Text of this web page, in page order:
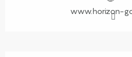
www.horizon-